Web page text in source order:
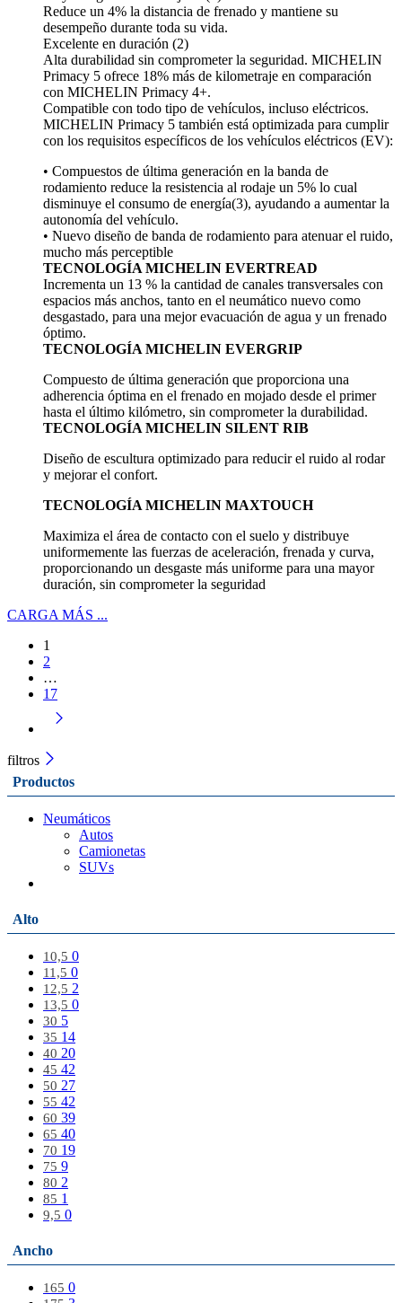
Reduce un 4% la distancia de frenado y mantiene su
desempeño durante toda su vida.
Excelente en duración (2)
Alta durabilidad sin comprometer la seguridad. MICHELIN
Primacy 5 ofrece 18% más de kilometraje en comparación
con MICHELIN Primacy 4+.
Compatible con todo tipo de vehículos, incluso eléctricos.
MICHELIN Primacy 5 también está optimizada para cumplir
con los requisitos específicos de los vehículos eléctricos (EV):
• Compuestos de última generación en la banda de
rodamiento reduce la resistencia al rodaje un 5% lo cual
disminuye el consumo de energía(3), ayudando a aumentar la
autonomía del vehículo.
• Nuevo diseño de banda de rodamiento para atenuar el ruido,
mucho más perceptible
TECNOLOGÍA MICHELIN EVERTREAD
Incrementa un 13 % la cantidad de canales transversales con
espacios más anchos, tanto en el neumático nuevo como
desgastado, para una mejor evacuación de agua y un frenado
óptimo.
TECNOLOGÍA MICHELIN EVERGRIP
Compuesto de última generación que proporciona una
adherencia óptima en el frenado en mojado desde el primer
hasta el último kilómetro, sin comprometer la durabilidad.
TECNOLOGÍA MICHELIN SILENT RIB
Diseño de escultura optimizado para reducir el ruido al rodar
y mejorar el confort.
TECNOLOGÍA MICHELIN MAXTOUCH
Maximiza el área de contacto con el suelo y distribuye
uniformemente las fuerzas de aceleración, frenada y curva,
proporcionando un desgaste más uniforme para una mayor
duración, sin comprometer la seguridad
CARGA MÁS ...
1
2
…
17
filtros
Productos
Neumáticos
Autos
Camionetas
SUVs
Alto
10,5 0
11,5 0
12,5 2
13,5 0
30 5
35 14
40 20
45 42
50 27
55 42
60 39
65 40
70 19
75 9
80 2
85 1
9,5 0
Ancho
165 0